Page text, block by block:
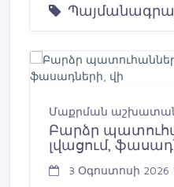
Մաքրման
Բարձր
լվացում,
3 Օգոստոսի 2026